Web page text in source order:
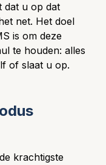
dat u op dat
net. Het doel
is om deze
te houden: alles
of slaat u op.
krachtigste